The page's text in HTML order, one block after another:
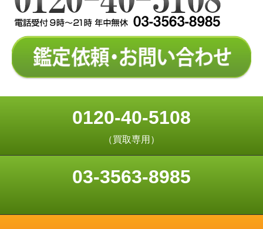
0120-40-5108
（買取専用）
03-3563-8985